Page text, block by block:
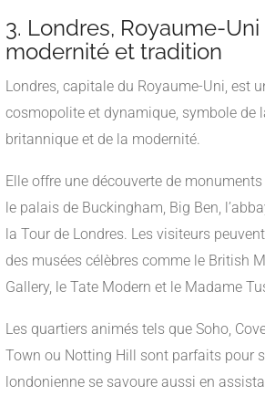
3. Londres, Royaume-Uni
modernité et tradition
Londres, capitale du Royaume-Uni, est
cosmopolite et dynamique, symbole de
britannique et de la modernité.
Elle offre une découverte de
le palais de Buckingham, Big Ben,
la Tour de Londres. Les visiteurs
des musées célèbres comme le British
Gallery, le Tate Modern et le Madame
Les quartiers animés tels que Soho,
Town ou Notting Hill sont parfaits pour
londonienne se savoure aussi en